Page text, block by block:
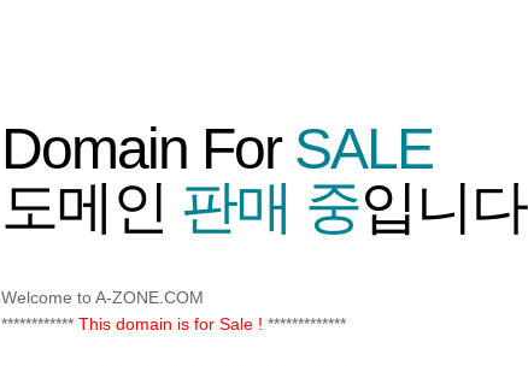
Domain For SALE
도메인 판매 중입니다
Welcome to A-ZONE.COM
************ This domain is for Sale ! *************